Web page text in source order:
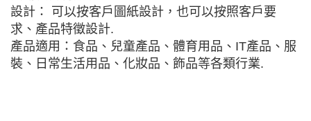
設計： 可以按客戶圖紙設計，也可以按照客戶要
求、產品特徵設計.
產品適用：食品、兒童產品、體育用品、IT產品、服
裝、日常生活用品、化妝品、飾品等各類行業.